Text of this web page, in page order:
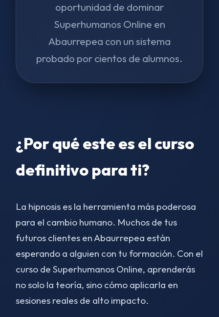
oportunidad de dominar
Superhumanos Online en
Abaurrepea con un sistema
probado por cientos de alumnos.
¿Por qué este es el curso
definitivo para ti?
La hipnosis es la herramienta más poderosa
para el cambio humano. Muchos de tus
futuros clientes en Abaurrepea están
esperando a alguien con tu formación. Con el
curso de Superhumanos Online, aprenderás
no solo la teoría, sino cómo aplicarla en
sesiones reales de alto impacto.